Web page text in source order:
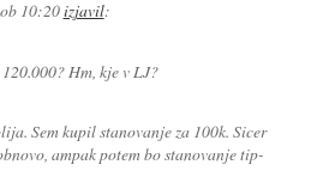
10:20izjavil:
Hm, kje v LJ?
Sem kupil stanovanje za 100k. Sicer
ampak potem bo stanovanje tip-